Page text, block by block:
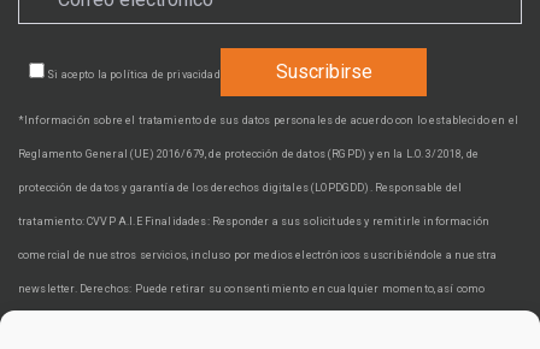
Si acepto la política de privacidad
*Información sobre el tratamiento de sus datos personales de acuerdo con lo establecido en el
Reglamento General (UE) 2016/679, de protección de datos (RGPD) y en la L.O. 3/2018, de
protección de datos y garantía de los derechos digitales (LOPDGDD). Responsable del
tratamiento: CVVP A.I.E Finalidades: Responder a sus solicitudes y remitirle información
comercial de nuestros servicios, incluso por medios electrónicos suscribiéndole a nuestra
newsletter. Derechos: Puede retirar su consentimiento en cualquier momento, así como